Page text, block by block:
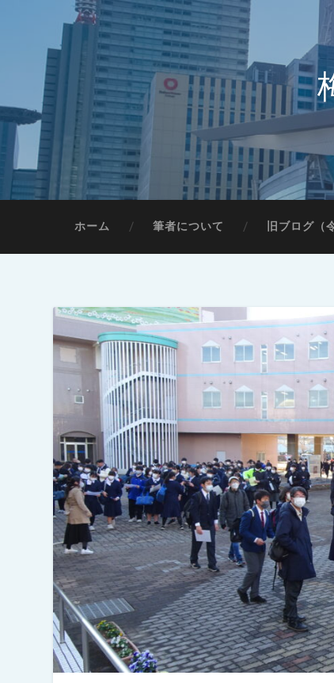
ホーム 筆者について 旧ブログ（